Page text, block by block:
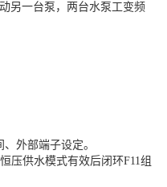
另一台泵，两台水泵工变频
外部端子设定。
压供水模式有效后闭环F11组